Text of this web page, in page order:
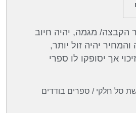
מגמה, יהיה חיוב
יהיה זול יותר,
אך יסופקו לו ספרי
סל חלקי / ספרים בודדים